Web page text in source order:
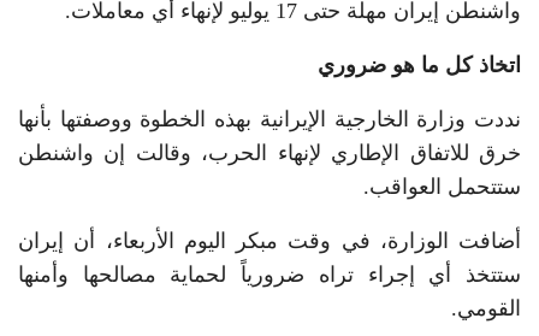
واشنطن إيران مهلة حتى 17 يوليو لإنهاء أي معاملات.
اتخاذ كل ما هو ضروري
نددت وزارة الخارجية الإيرانية بهذه الخطوة ووصفتها بأنها
خرق للاتفاق الإطاري لإنهاء الحرب، وقالت إن واشنطن
ستتحمل العواقب.
أضافت الوزارة، في وقت مبكر اليوم الأربعاء، أن إيران
ستتخذ أي إجراء تراه ضرورياً لحماية مصالحها وأمنها
القومي.